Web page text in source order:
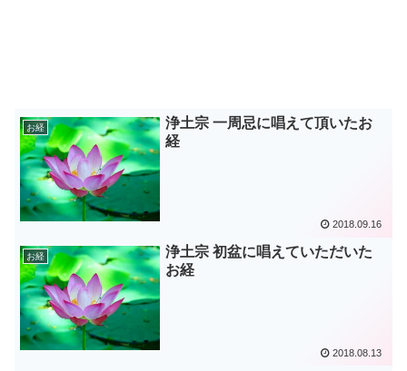
お経
浄土宗 一周忌に唱えて頂いたお
経
2018.09.16
お経
浄土宗 初盆に唱えていただいた
お経
2018.08.13